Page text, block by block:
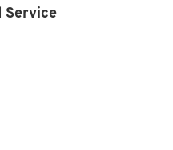
(PP)
Service